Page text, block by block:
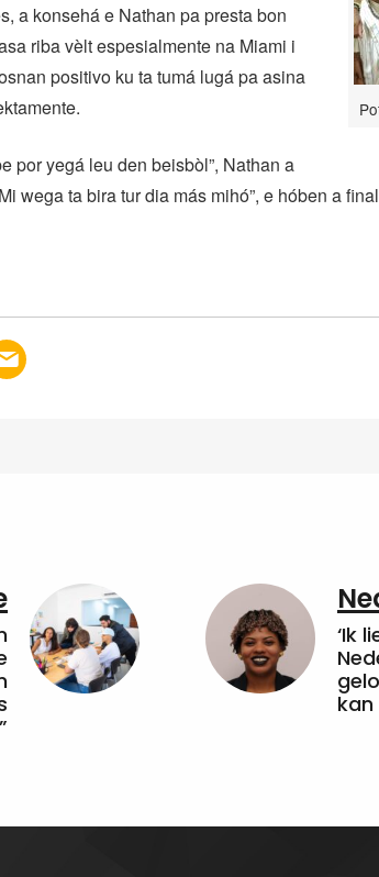
a konsehá e Nathan pa presta bon
riba vèlt espesialmente na Miami i
positivo ku ta tumá lugá pa asina
por yegá leu den beisbòl”, Nathan a
wega ta bira tur dia más mihó”, e hóben a
‘Ik
kan